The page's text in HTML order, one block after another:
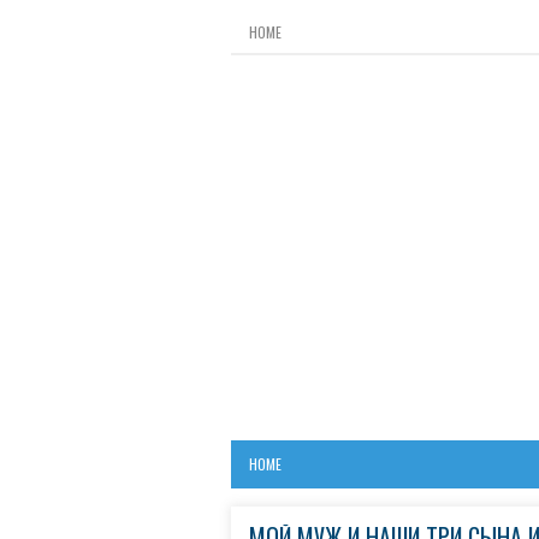
HOME
HOME